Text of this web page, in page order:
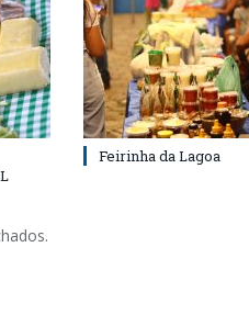
Feirinha da Lagoa